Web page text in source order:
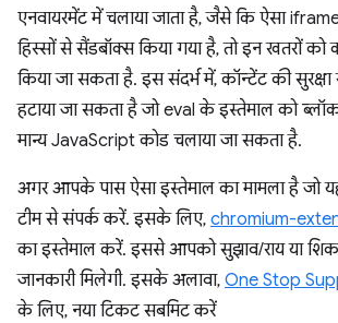
एनवायरमेंट में चलाया जाता है, जैसे कि ऐसा
हिस्सों से सैंडबॉक्स किया गया है, तो इन खतरों
किया जा सकता है. इस संदर्भ में, कॉन्टेंट की सुरक्षा
हटाया जा सकता है जो eval के इस्तेमाल को
मान्य JavaScript कोड चलाया जा सकता है.
अगर आपके पास ऐसा इस्तेमाल का मामला है जो
टीम से संपर्क करें. इसके लिए, chromium-
का इस्तेमाल करें. इससे आपको सुझाव/राय या
जानकारी मिलेगी. इसके अलावा, One Stop
के लिए, नया टिकट सबमिट करें